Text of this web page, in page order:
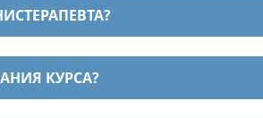
КУРСА?